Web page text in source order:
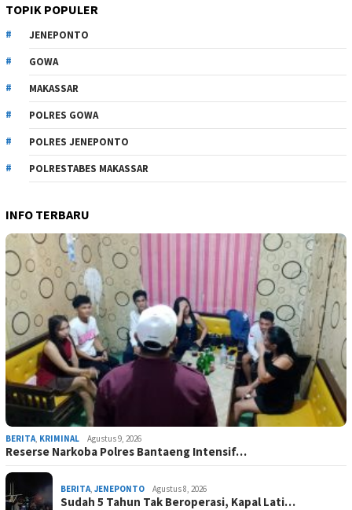
TOPIK POPULER
JENEPONTO
GOWA
MAKASSAR
POLRES GOWA
POLRES JENEPONTO
POLRESTABES MAKASSAR
INFO TERBARU
BERITA KRIMINAL Agustus 9, 2026
Reserse Narkoba Polres Bantaeng Intensif…
BERITA JENEPONTO Agustus 8, 2026
Sudah 5 Tahun Tak Beroperasi, Kapal Lati…